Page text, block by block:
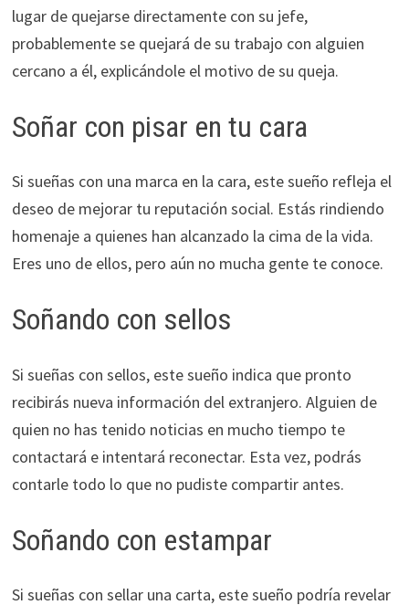
lugar de quejarse directamente con su jefe,
probablemente se quejará de su trabajo con alguien
cercano a él, explicándole el motivo de su queja.
Soñar con pisar en tu cara
Si sueñas con una marca en la cara, este sueño refleja el
deseo de mejorar tu reputación social. Estás rindiendo
homenaje a quienes han alcanzado la cima de la vida.
Eres uno de ellos, pero aún no mucha gente te conoce.
Soñando con sellos
Si sueñas con sellos, este sueño indica que pronto
recibirás nueva información del extranjero. Alguien de
quien no has tenido noticias en mucho tiempo te
contactará e intentará reconectar. Esta vez, podrás
contarle todo lo que no pudiste compartir antes.
Soñando con estampar
Si sueñas con sellar una carta, este sueño podría revelar